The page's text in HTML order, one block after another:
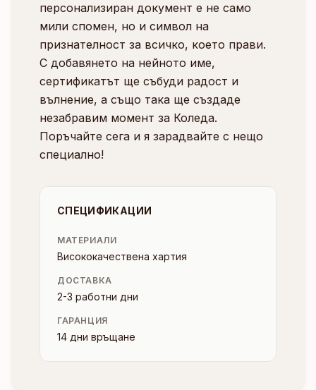
персонализиран документ е не само
мили спомен, но и символ на
признателност за всичко, което прави.
С добавянето на нейното име,
сертификатът ще събуди радост и
вълнение, а също така ще създаде
незабравим момент за Коледа.
Поръчайте сега и я зарадвайте с нещо
специално!
СПЕЦИФИКАЦИИ
МАТЕРИАЛИ
Висококачествена хартия
ДОСТАВКА
2-3 работни дни
ГАРАНЦИЯ
14 дни връщане